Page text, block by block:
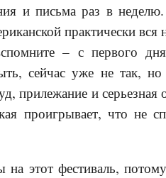
и письма раз в
практически
– с первого
сейчас уже не так,
прилежание и серьезная
проигрывает, что не
этот фестиваль,